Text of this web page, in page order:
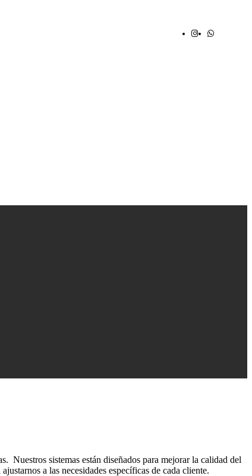
Nuestros sistemas están diseñados para mejorar la calidad del
a las necesidades específicas de cada cliente.